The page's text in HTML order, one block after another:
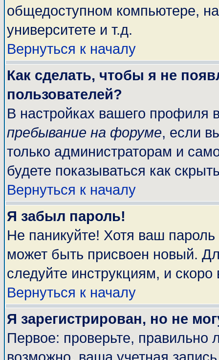
общедоступном компьютере,
университете и т.д.
Вернуться к началу
Как сделать, чтобы я не
пользователей?
В настройках вашего профиля
пребывание на форуме, если
только администраторам и
будете показываться как
Вернуться к началу
Я забыл пароль!
Не паникуйте! Хотя ваш
может быть присвоен новый.
следуйте инструкциям, и
Вернуться к началу
Я зарегистрирован, но не
Первое: проверьте, правильно